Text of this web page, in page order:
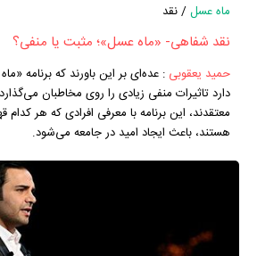
ماه عسل/ نقد
نقد شفاهی- «ماه عسل»؛ مثبت یا منفی؟
حمید یعقوبی : عده‌ای بر این باورند که برنامه
دارد تاثیرات منفی زیادی را روی مخاطبان
معتقدند، این برنامه با معرفی افرادی که هر
هستند، باعث ایجاد امید در جامعه می‌شود.